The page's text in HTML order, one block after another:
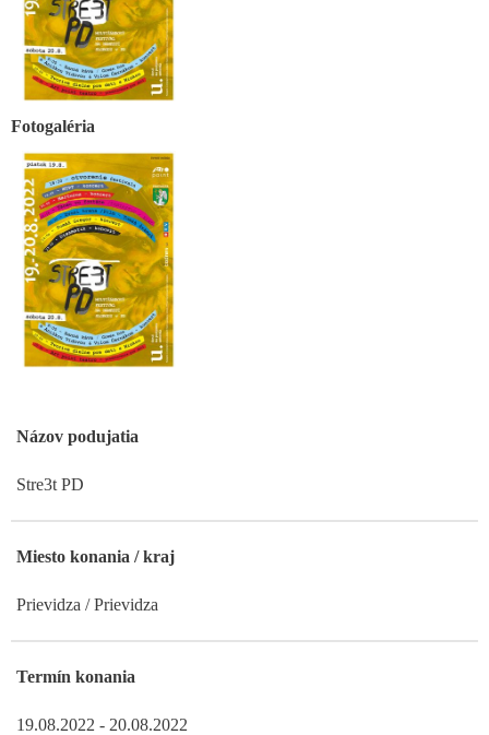
Fotogaléria
Názov podujatia
Stre3t PD
Miesto konania / kraj
Prievidza / Prievidza
Termín konania
19.08.2022 - 20.08.2022